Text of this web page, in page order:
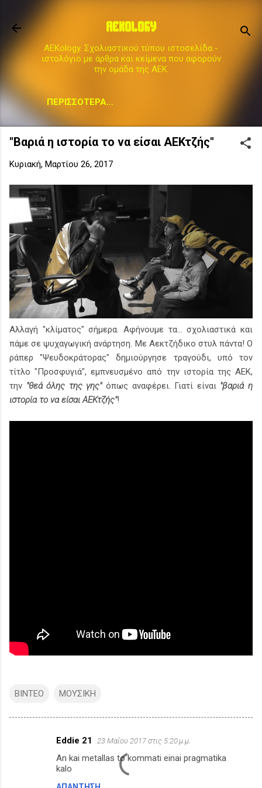
AEKOLOGY
AEKology. Σχολιαστικού τύπου ιστοσελίδα -
ιστολόγιο με άρθρα και κείμενα που αφορούν
την ομάδα της ΑΕΚ.
ΠΕΡΙΣΣΌΤΕΡΑ…
"Βαριά η ιστορία το να είσαι ΑΕΚτζής"
Κυριακή, Μαρτίου 26, 2017
Αλλαγή "κλίματος" σήμερα. Αφήνουμε τα... σχολιαστικά και
πάμε σε ψυχαγωγική ανάρτηση. Με Αεκτζήδικο στυλ πάντα! Ο
ράπερ "Ψευδοκράτορας" δημιούργησε τραγούδι, υπό τον
τίτλο "Προσφυγιά", εμπνευσμένο από την ιστορία της ΑΕΚ,
την "θεά όλης της γης"όπως αναφέρει. Γιατί είναι "βαριά η
ιστορία το να είσαι ΑΕΚτζής"!
ΒΙΝΤΕΟ ΜΟΥΣΙΚΗ
Eddie 21 23 Μαΐου 2017 στις 5:20 μ.μ.
An kai metallas to kommati einai pragmatika
kalo